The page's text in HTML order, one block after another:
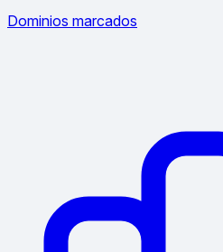
Dominios marcados